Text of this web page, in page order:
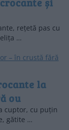
rețetă pas cu
…
la
ou
cuptor, cu puțin
gătite …